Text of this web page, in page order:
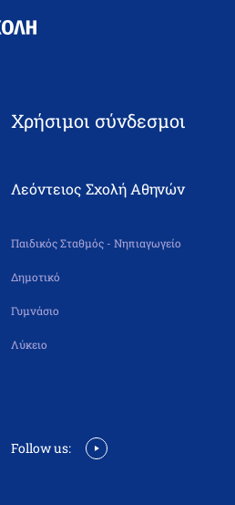
Χρήσιμοι σύνδεσμοι
Λεόντειος Σχολή Αθηνών
Παιδικός Σταθμός - Νηπιαγωγείο
Δημοτικό
Γυμνάσιο
Λύκειο
Follow us: